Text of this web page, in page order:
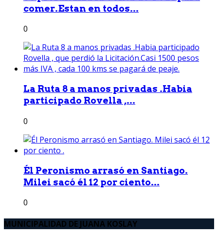
comer.Estan en todos...
0
La Ruta 8 a manos privadas .Habia
participado Rovella ,...
0
Él Peronismo arrasó en Santiago.
Milei sacó él 12 por ciento...
0
MUNICIPALIDAD DE JUANA KOSLAY